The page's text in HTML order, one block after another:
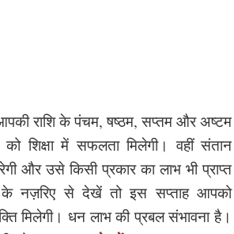
राशि के पंचम, षष्ठम, सप्तम और अष्टम
शिक्षा में सफलता मिलेगी। वहीं संतान
और उसे किसी प्रकार का लाभ भी प्राप्त
नज़रिए से देखें तो इस सप्ताह आपको
मिलेगी। धन लाभ की प्रबल संभावना है।